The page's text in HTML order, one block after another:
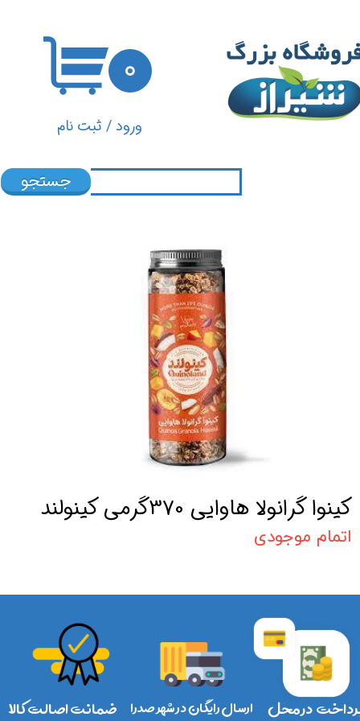
ورود/ ثبت نام
تغییر گذر واژه
سفارشات
۰
جستجو
کینوا گرانولا هاوایی 370گرمی کینولند
اتمام موجودی
ارسال رایگان در شهر صدرا در محل ضمانت اصالت کالا